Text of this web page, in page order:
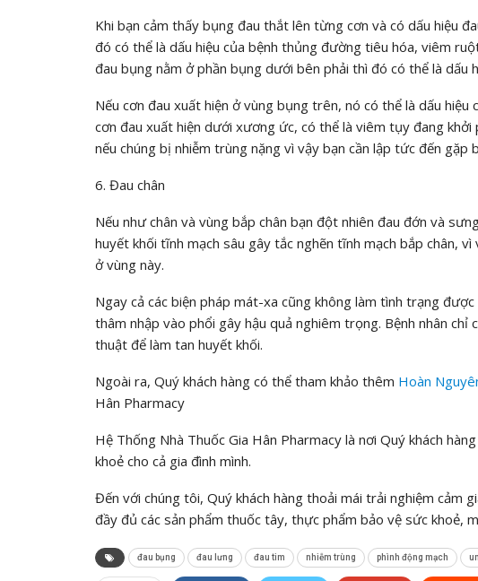
Khi bạn cảm thấy bụng đau thắt lên từng cơn và có dấu hiệu
đó có thể là dấu hiệu của bệnh thủng đường tiêu hóa, viêm
đau bụng nằm ở phần bụng dưới bên phải thì đó có thể là dấu
Nếu cơn đau xuất hiện ở vùng bụng trên, nó có thể là dấu
cơn đau xuất hiện dưới xương ức, có thể là viêm tụy đang
nếu chúng bị nhiễm trùng nặng vì vậy bạn cần lập tức đến gặp
6. Đau chân
Nếu như chân và vùng bắp chân bạn đột nhiên đau đớn và
huyết khối tĩnh mạch sâu gây tắc nghẽn tĩnh mạch bắp chân,
ở vùng này.
Ngay cả các biện pháp mát-xa cũng không làm tình trạng
thâm nhập vào phổi gây hậu quả nghiêm trọng. Bệnh nhân
thuật để làm tan huyết khối.
Ngoài ra, Quý khách hàng có thể tham khảo thêm Hoàn
Hân Pharmacy
Hệ Thống Nhà Thuốc Gia Hân Pharmacy là nơi Quý khách
khoẻ cho cả gia đình mình.
Đến với chúng tôi, Quý khách hàng thoải mái trải nghiệm cảm
đầy đủ các sản phẩm thuốc tây, thực phẩm bảo vệ sức khoẻ,
đau bụng đau lưng đau tim nhiễm trùng phình động mạch